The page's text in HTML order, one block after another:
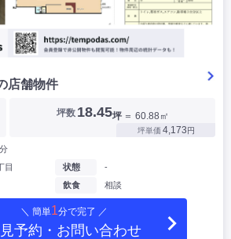
店舗物件
坪数 18.45坪 ＝ 60.88㎡
坪単価 4,173円
目
状態
-
飲食
相談
＼ 簡単1分で完了 ／
予約・お問い合わせ